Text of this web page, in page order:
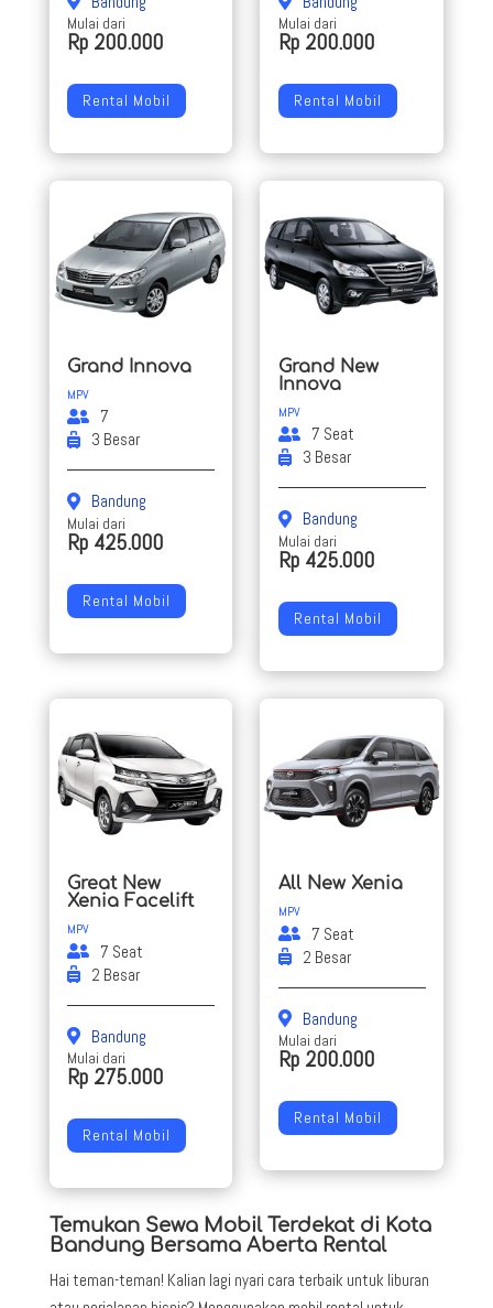
Mulai dari
Rp 200.000
Rental Mobil
Mulai dari
Rp 200.000
Rental Mobil
Grand Innova
MPV
7
3 Besar
Bandung
Mulai dari
Rp 425.000
Rental Mobil
Grand New
Innova
MPV
7 Seat
3 Besar
Bandung
Mulai dari
Rp 425.000
Rental Mobil
Great New
Xenia Facelift
MPV
7 Seat
2 Besar
Bandung
Mulai dari
Rp 275.000
Rental Mobil
All New Xenia
MPV
7 Seat
2 Besar
Bandung
Mulai dari
Rp 200.000
Rental Mobil
Temukan Sewa Mobil Terdekat di Kota
Bandung Bersama Aberta Rental
Hai teman-teman! Kalian lagi nyari cara terbaik untuk liburan